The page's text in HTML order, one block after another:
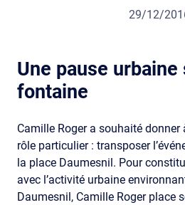
29/12/
Une pause urbaine
fontaine
Camille Roger a souhaité
rôle particulier : transposer
la place Daumesnil. Pour
avec l’activité urbaine
Daumesnil, Camille Roger place